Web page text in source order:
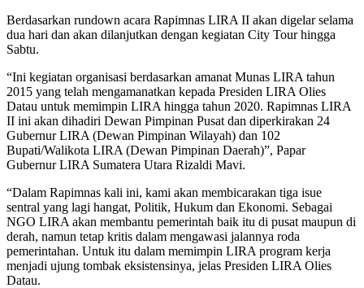
Berdasarkan rundown acara Rapimnas LIRA II akan digelar selama
dua hari dan akan dilanjutkan dengan kegiatan City Tour hingga
Sabtu.
“Ini kegiatan organisasi berdasarkan amanat Munas LIRA tahun
2015 yang telah mengamanatkan kepada Presiden LIRA Olies
Datau untuk memimpin LIRA hingga tahun 2020. Rapimnas LIRA
II ini akan dihadiri Dewan Pimpinan Pusat dan diperkirakan 24
Gubernur LIRA (Dewan Pimpinan Wilayah) dan 102
Bupati/Walikota LIRA (Dewan Pimpinan Daerah)”, Papar
Gubernur LIRA Sumatera Utara Rizaldi Mavi.
“Dalam Rapimnas kali ini, kami akan membicarakan tiga isue
sentral yang lagi hangat, Politik, Hukum dan Ekonomi. Sebagai
NGO LIRA akan membantu pemerintah baik itu di pusat maupun di
derah, namun tetap kritis dalam mengawasi jalannya roda
pemerintahan. Untuk itu dalam memimpin LIRA program kerja
menjadi ujung tombak eksistensinya, jelas Presiden LIRA Olies
Datau.